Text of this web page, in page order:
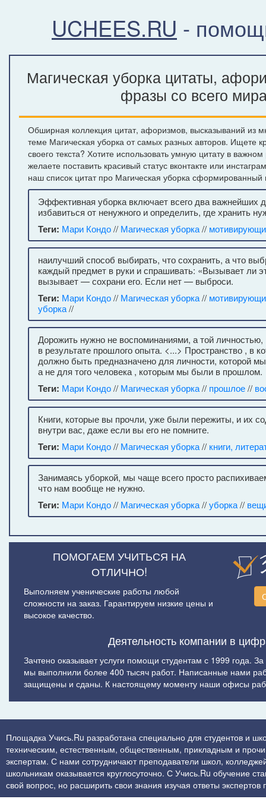
UCHEES.RU -
Магическая уборка цитаты,
фразы со всего
Обширная коллекция цитат, афоризмов, высказываний из
теме Магическая уборка от самых разных авторов. Ищете
своего текста? Хотите использовать умную цитату в
желаете поставить красивый статус вконтакте или
наш список цитат про Магическая уборка сформированный
Эффективная уборка включает всего два важнейших
избавиться от ненужного и определить, где хранить
Теги: Мари Кондо// Магическая уборка//
наилучший способ выбирать, что сохранить, а что
каждый предмет в руки и спрашивать: «Вызывает ли
вызывает — сохрани его. Если нет — выброси.
Теги: Мари Кондо// Магическая уборка//
уборка//
Дорожить нужно не воспоминаниями, а той
в результате прошлого опыта. <...> Пространство , в
должно быть предназначено для личности, которой
а не для того человека , которым мы были в прошлом.
Теги: Мари Кондо// Магическая уборка// прошлое//
Книги, которые вы прочли, уже были пережиты, и их
внутри вас, даже если вы его не помните.
Теги: Мари Кондо// Магическая уборка// книги,
Занимаясь уборкой, мы чаще всего просто
что нам вообще не нужно.
Теги: Мари Кондо// Магическая уборка//уборка//
ПОМОГАЕМ УЧИТЬСЯ НА
ОТЛИЧНО!
Выполняем ученические работы любой
сложности на заказ. Гарантируем низкие цены и
высокое качество.
Деятельность компании в
Зачтено оказывает услуги помощи студентам с 1999 года.
мы выполнили более 400 тысяч работ. Написанные нами
защищены и сданы. К настоящему моменту наши офисы
Площадка Учись.Ru разработана специально для студентов и
техническим, естественным, общественным, прикладным и
экспертам. С нами сотрудничают преподаватели школ,
школьникам оказывается круглосуточно. С Учись.Ru обучение
свой вопрос, но расширить свои знания изучая ответы